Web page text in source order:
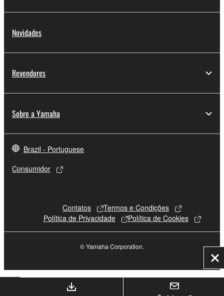
Novidades
Revendores
Sobre a Yamaha
Brazil - Portuguese
Consumidor
Contatos
Termos e Condições
Política de Privacidade
Política de Cookies
© Yamaha Corporation.